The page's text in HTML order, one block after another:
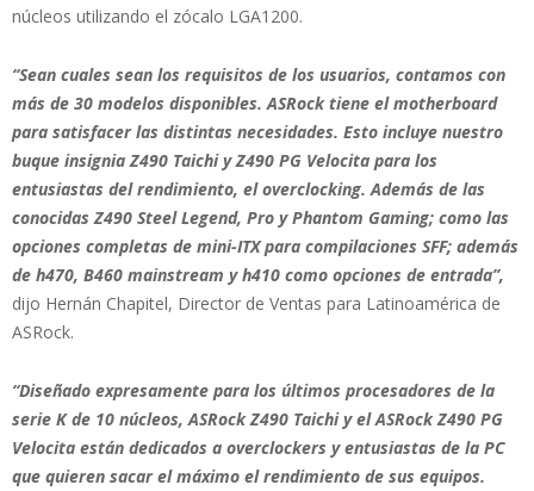
núcleos utilizando el zócalo LGA1200.
“Sean cuales sean los requisitos de los usuarios, contamos con
más de 30 modelos disponibles. ASRock tiene el motherboard
para satisfacer las distintas necesidades. Esto incluye nuestro
buque insignia Z490 Taichi y Z490 PG Velocita para los
entusiastas del rendimiento, el overclocking. Además de las
conocidas Z490 Steel Legend, Pro y Phantom Gaming; como las
opciones completas de mini-ITX para compilaciones SFF; además
de h470, B460 mainstream y h410 como opciones de entrada”,
dijo Hernán Chapitel, Director de Ventas para Latinoamérica de
ASRock.
“Diseñado expresamente para los últimos procesadores de la
serie K de 10 núcleos, ASRock Z490 Taichi y el ASRock Z490 PG
Velocita están dedicados a overclockers y entusiastas de la PC
que quieren sacar el máximo el rendimiento de sus equipos.